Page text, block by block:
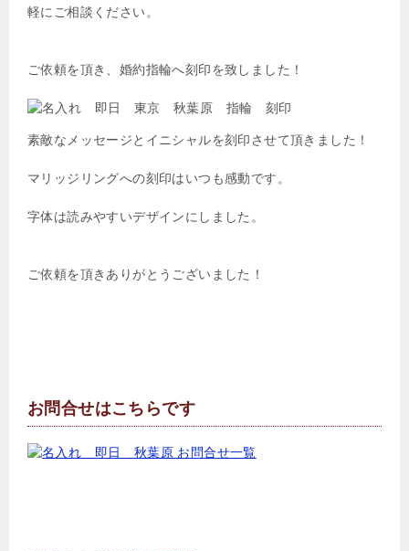
軽にご相談ください。
ご依頼を頂き、婚約指輪へ刻印を致しました！
素敵なメッセージとイニシャルを刻印させて頂きました！
マリッジリングへの刻印はいつも感動です。
字体は読みやすいデザインにしました。
ご依頼を頂きありがとうございました！
お問合せはこちらです